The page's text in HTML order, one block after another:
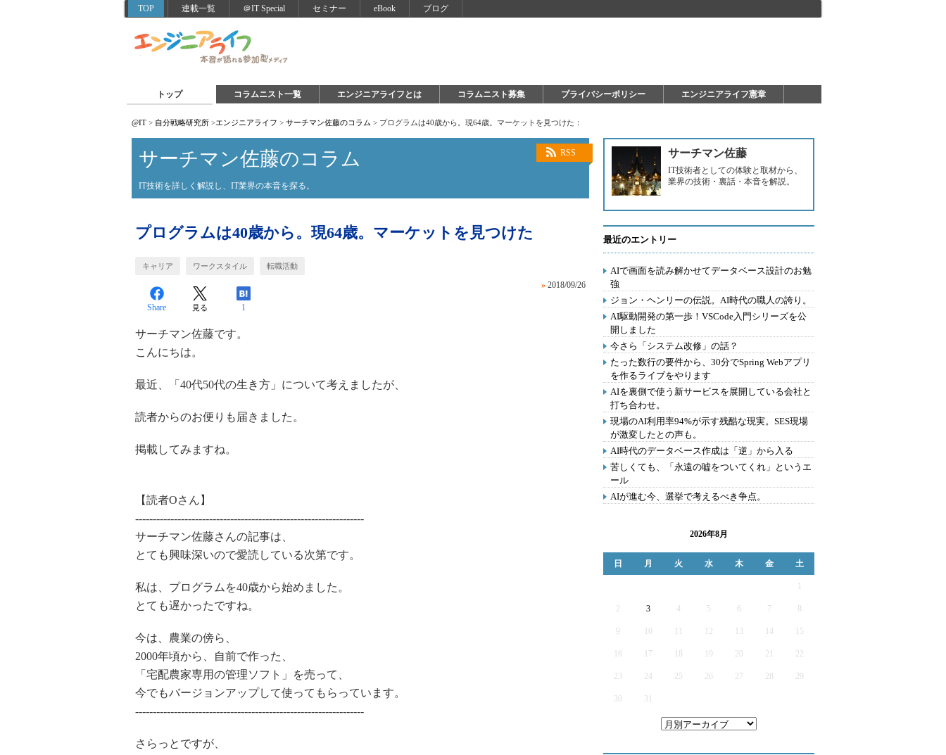
TOP 連載一覧 ＠IT Special セミナー eBook ブログ
トップ コラムニスト一覧 エンジニアライフとは コラムニスト募集 プライバシーポリシー エンジニアライフ憲章
@IT > 自分戦略研究所 >エンジニアライフ > サーチマン佐藤のコラム > プログラムは40歳から。現64歳。マーケットを見つけた：
RSS
サーチマン佐藤のコラム
IT技術を詳しく解説し、IT業界の本音を探る。
プログラムは40歳から。現64歳。マーケットを見つけた
キャリア ワークスタイル 転職活動
» 2018/09/26
Share 見る 1
サーチマン佐藤です。
こんにちは。
最近、「40代50代の生き方」について考えましたが、
読者からのお便りも届きました。
掲載してみますね。
【読者Oさん】
-----------------------------------------------------------------
サーチマン佐藤さんの記事は、
とても興味深いので愛読している次第です。
私は、プログラムを40歳から始めました。
とても遅かったですね。
今は、農業の傍ら、
2000年頃から、自前で作った、
「宅配農家専用の管理ソフト」を売って、
今でもバージョンアップして使ってもらっています。
-----------------------------------------------------------------
さらっとですが、
サーチマン佐藤
IT技術者としての体験と取材から、
業界の技術・裏話・本音を解説。
最近のエントリー
AIで画面を読み解かせてデータベース設計のお勉
強
ジョン・ヘンリーの伝説。AI時代の職人の誇り。
AI駆動開発の第一歩！VSCode入門シリーズを公
開しました
今さら「システム改修」の話？
たった数行の要件から、30分でSpring Webアプリ
を作るライブをやります
AIを裏側で使う新サービスを展開している会社と
打ち合わせ。
現場のAI利用率94%が示す残酷な現実。SES現場
が激変したとの声も。
AI時代のデータベース作成は「逆」から入る
苦しくても、「永遠の嘘をついてくれ」というエ
ール
AIが進む今、選挙で考えるべき争点。
2026年8月
日 月 火 水 木 金 土
2 3 4 5 6 7
9 12 13 14 15
16 17 19 20 21 22
23 24 25 26 27 28 29
30 31